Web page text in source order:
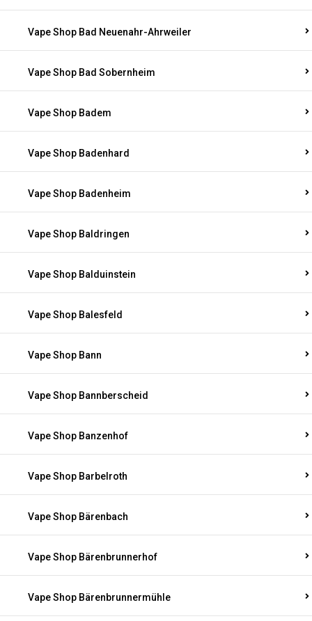
Vape Shop Bad Neuenahr-Ahrweiler
Vape Shop Bad Sobernheim
Vape Shop Badem
Vape Shop Badenhard
Vape Shop Badenheim
Vape Shop Baldringen
Vape Shop Balduinstein
Vape Shop Balesfeld
Vape Shop Bann
Vape Shop Bannberscheid
Vape Shop Banzenhof
Vape Shop Barbelroth
Vape Shop Bärenbach
Vape Shop Bärenbrunnerhof
Vape Shop Bärenbrunnermühle